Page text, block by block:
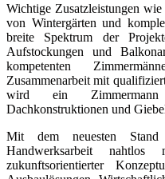
Wichtige Zusatzleistungen
von Wintergärten und
breite Spektrum der
Aufstockungen und
kompetenten
Zusammenarbeit mit
wird ein
Dachkonstruktionen und
Mit dem neuesten
Handwerksarbeit
zukunftsorientierter